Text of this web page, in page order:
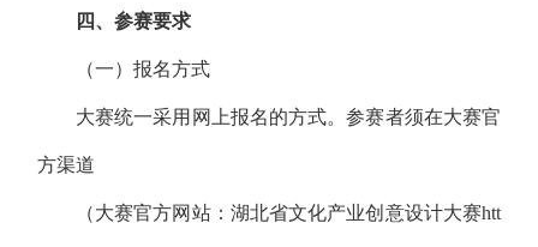
四、参赛要求
（一）报名方式
大赛统一采用网上报名的方式。参赛者须在大赛官
方渠道
（大赛官方网站：湖北省文化产业创意设计大赛htt